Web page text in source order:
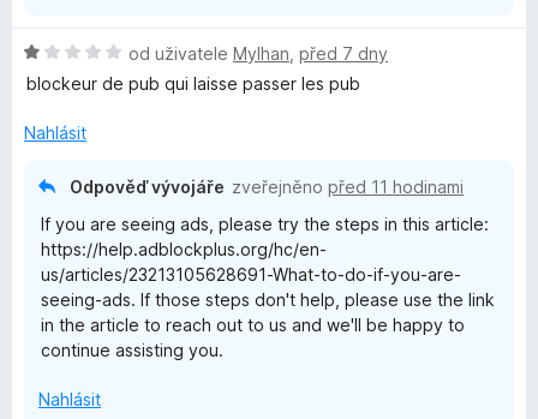
c
k
P
l
u
s
H
o
n
od uživatele Mylhan před 7 dny
blockeur de pub qui laisse passer les pub
Nahlásit
Odpověď vývojáře zveřejněno před 11 hodinami
If you are seeing ads, please try the steps in this article:
https://help.adblockplus.org/hc/en-
us/articles/23213105628691-What-to-do-if-you-are-
seeing-ads. If those steps don't help, please use the link
in the article to reach out to us and we'll be happy to
continue assisting you.
Nahlásit